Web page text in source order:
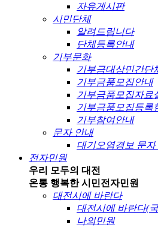
자유게시판
시민단체
알려드립니다
단체등록안내
기부문화
기부금대상민간단
기부금품모집안내
기부금품모집자료
기부금품모집등록
기부참여안내
문자 안내
대기오염경보 문자
전자민원
우리 모두의 대전
온통 행복한 시민전자민원
대전시에 바란다
대전시에 바란다(
나의민원